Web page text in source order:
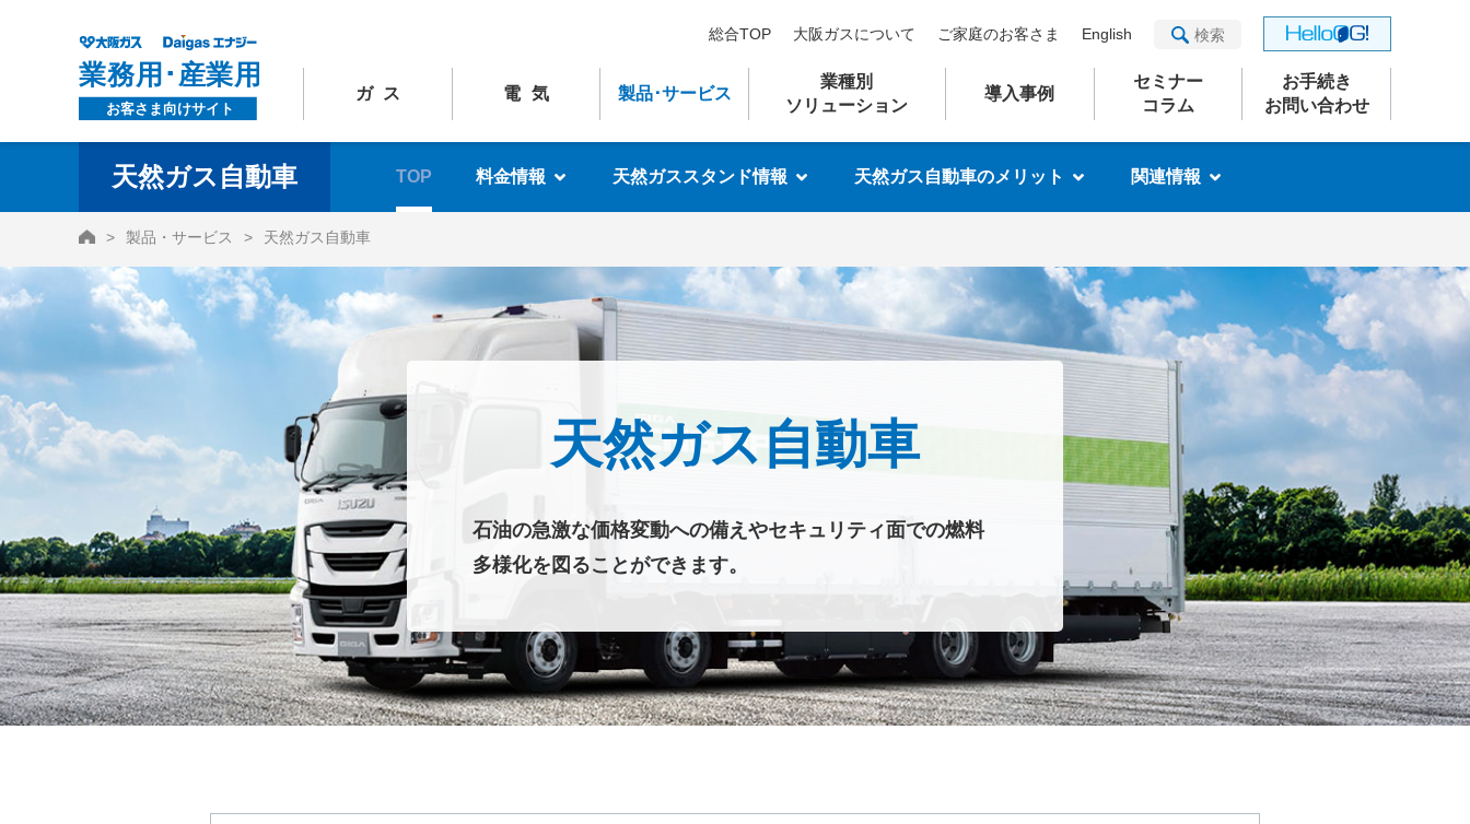
総合TOP 大阪ガスについて ご家庭のお客さま English
ガス 電気 製品･サービス
業種別
ソリューション
導入事例
セミナー
コラム
お手続き
お問い合わせ
天然ガス自動車 TOP 料金情報 天然ガススタンド情報 天然ガス自動車のメリット 関連情報
HOME製品・サービス 天然ガス自動車
天然ガス自動車
石油の急激な価格変動への備えやセキュリティ面での燃料
多様化を図ることができます。